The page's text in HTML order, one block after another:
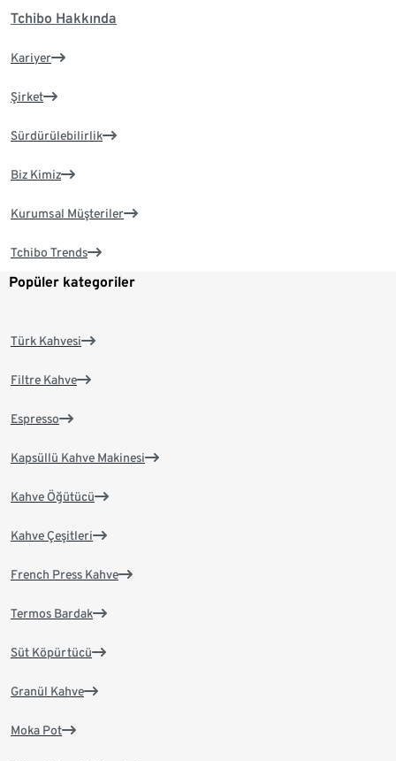
Tchibo Hakkında
Kariyer
Şirket
Sürdürülebilirlik
Biz Kimiz
Kurumsal Müşteriler
Tchibo Trends
Popüler kategoriler
Türk Kahvesi
Filtre Kahve
Espresso
Kapsüllü Kahve Makinesi
Kahve Öğütücü
Kahve Çeşitleri
French Press Kahve
Termos Bardak
Süt Köpürtücü
Granül Kahve
Moka Pot